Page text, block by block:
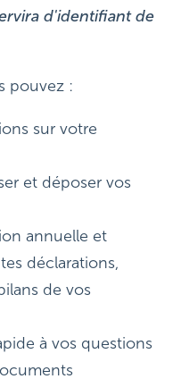
d'identifiant de
pouvez :
sur votre
et déposer vos
annuelle et
déclarations,
de vos
à vos questions